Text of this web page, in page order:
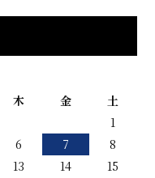
木 金 土
1
6 7
8
13 14
15